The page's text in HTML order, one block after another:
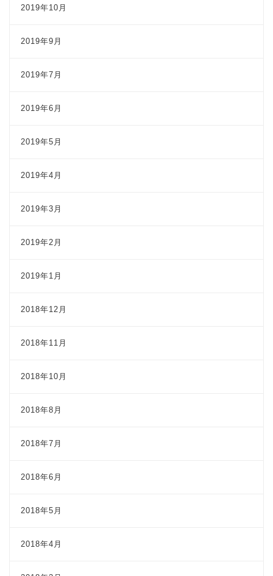
2019年10月
2019年9月
2019年7月
2019年6月
2019年5月
2019年4月
2019年3月
2019年2月
2019年1月
2018年12月
2018年11月
2018年10月
2018年8月
2018年7月
2018年6月
2018年5月
2018年4月